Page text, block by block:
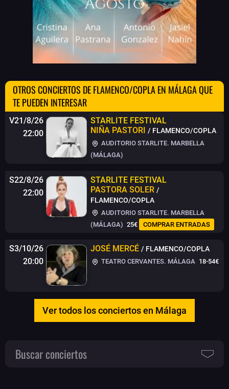
OTROS CONCIERTOS DE FLAMENCO/COPLA EN MÁLAGA QUE
TE PUEDEN INTERESAR
V21/8/26
22:00
STARLITE FESTIVAL
NIÑA PASTORI / FLAMENCO/COPLA
AUDITORIO STARLITE. MARBELLA
(MÁLAGA)
S22/8/26
22:00
STARLITE FESTIVAL
PASTORA SOLER /
FLAMENCO/COPLA
AUDITORIO STARLITE. MARBELLA
(MÁLAGA) 25€ COMPRAR ENTRADAS
S3/10/26
20:00
JOSÉ MERCÉ / FLAMENCO/COPLA
TEATRO CERVANTES. MÁLAGA 18-54€
Ver todos los conciertos en Málaga
Buscar conciertos